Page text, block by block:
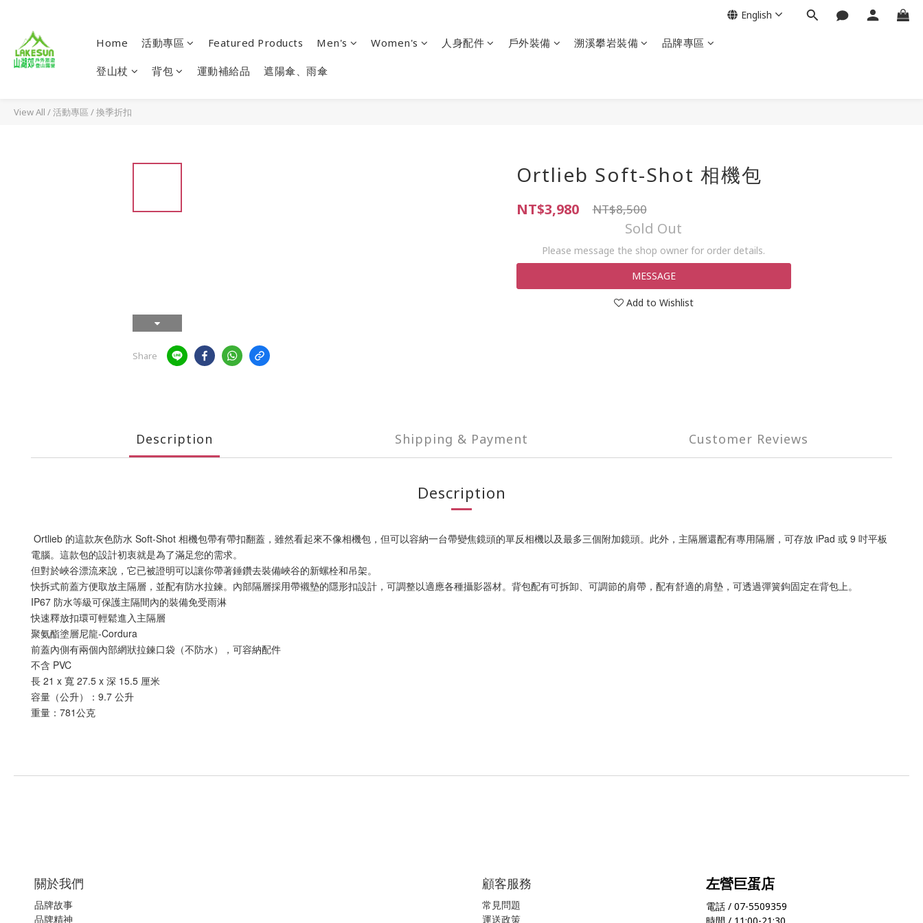
Home 活動專區 Featured Products Men's Women's 人身配件 戶外裝備 溯溪攀岩裝備 品牌專區
登山杖 背包 運動補給品 遮陽傘、雨傘
English
View All /活動專區 /換季折扣
Share
Ortlieb Soft-Shot 相機包
NT$3,980 NT$8,500
Sold Out
Please message the shop owner for order details.
MESSAGE
Add to Wishlist
Description Shipping & Payment Customer Reviews
Description
Ortlieb 的這款灰色防水 Soft-Shot 相機包帶有帶扣翻蓋，雖然看起來不像相機包，但可以容納一台帶變焦鏡頭的單反相機以及最多三個附加鏡頭。此外，主隔層還配有專用隔層，可存放 iPad 或 9 吋平板
電腦。這款包的設計初衷就是為了滿足您的需求。
但對於峽谷漂流來說，它已被證明可以讓你帶著錘鑽去裝備峽谷的新螺栓和吊架。
快拆式前蓋方便取放主隔層，並配有防水拉鍊。內部隔層採用帶襯墊的隱形扣設計，可調整以適應各種攝影器材。背包配有可拆卸、可調節的肩帶，配有舒適的肩墊，可透過彈簧鉤固定在背包上。
IP67 防水等級可保護主隔間內的裝備免受雨淋
快速釋放扣環可輕鬆進入主隔層
聚氨酯塗層尼龍-Cordura
前蓋內側有兩個內部網狀拉鍊口袋（不防水），可容納配件
不含 PVC
長 21 x 寬 27.5 x 深 15.5 厘米
容量（公升）：9.7 公升
重量：781公克
關於我們
品牌故事
品牌精神
顧客服務
常見問題
運送政策
左營巨蛋店
電話 / 07-5509359